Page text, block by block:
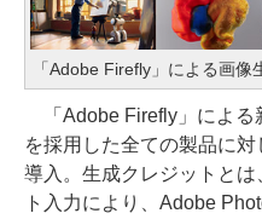
「Adobe Firefly」による画像
「Adobe Firefly」による
を採用した全ての製品に対
導入。生成クレジットと
ト入力により、Adobe